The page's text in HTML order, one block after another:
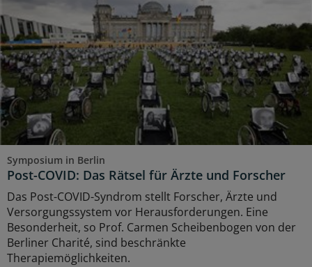
Symposium in Berlin
Post-COVID: Das Rätsel für Ärzte und Forscher
Das Post-COVID-Syndrom stellt Forscher, Ärzte und
Versorgungssystem vor Herausforderungen. Eine
Besonderheit, so Prof. Carmen Scheibenbogen von der
Berliner Charité, sind beschränkte
Therapiemöglichkeiten.